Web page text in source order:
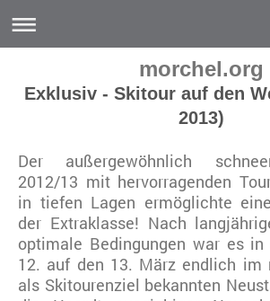
morchel.org
Exklusiv - Skitour auf den
2013)
Der außergewöhnlich
2012/13 mit hervorragenden
in tiefen Lagen ermöglichte
der Extraklasse! Nach
optimale Bedingungen war es
12. auf den 13. März endlich im
als Skitourenziel bekannten